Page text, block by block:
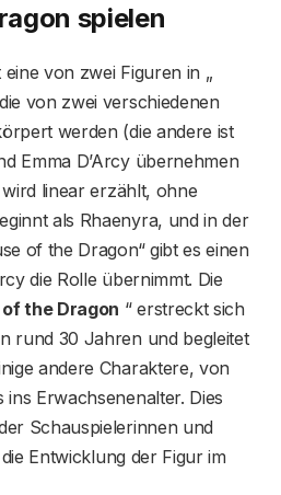
spielen
von zwei Figuren in „
von zwei verschiedenen
werden (die andere ist
Emma D’Arcy übernehmen
linear erzählt, ohne
als Rhaenyra, und in der
of the Dragon“ gibt es einen
die Rolle übernimmt. Die
the Dragon “ erstreckt sich
rund 30 Jahren und begleitet
andere Charaktere, von
Erwachsenenalter. Dies
Schauspielerinnen und
Entwicklung der Figur im